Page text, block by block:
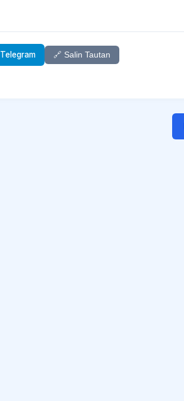
Telegram 🔗 Salin Tautan